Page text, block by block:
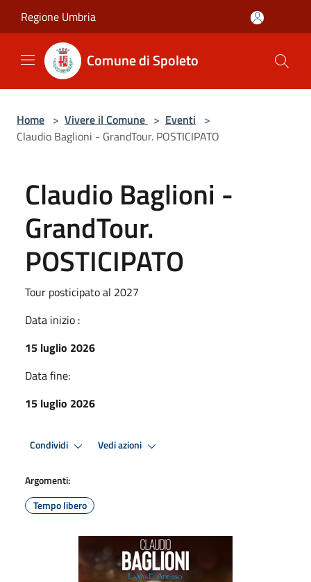
Regione Umbria
Comune di Spoleto
Home > Vivere il Comune > Eventi >
Claudio Baglioni - GrandTour. POSTICIPATO
Claudio Baglioni -
GrandTour.
POSTICIPATO
Tour posticipato al 2027
Data inizio :
15 luglio 2026
Data fine:
15 luglio 2026
Condividi Vedi azioni
Argomenti:
Tempo libero